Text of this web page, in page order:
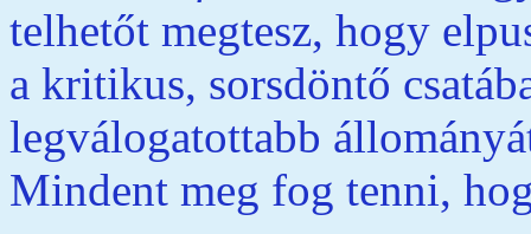
telhetőt megtesz, hogy
a kritikus, sorsdöntő
legválogatottabb
Mindent meg fog tenni,